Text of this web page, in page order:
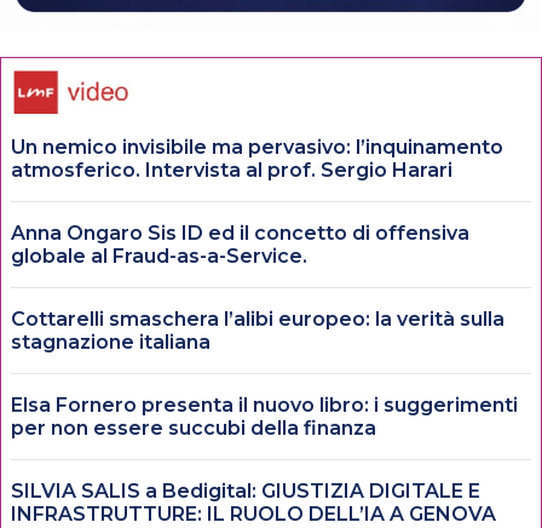
Un nemico invisibile ma pervasivo: l’inquinamento
atmosferico. Intervista al prof. Sergio Harari
Anna Ongaro Sis ID ed il concetto di offensiva
globale al Fraud-as-a-Service.
Cottarelli smaschera l’alibi europeo: la verità sulla
stagnazione italiana
Elsa Fornero presenta il nuovo libro: i suggerimenti
per non essere succubi della finanza
SILVIA SALIS a Bedigital: GIUSTIZIA DIGITALE E
INFRASTRUTTURE: IL RUOLO DELL’IA A GENOVA